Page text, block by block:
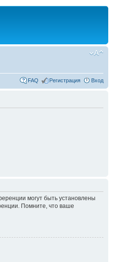
FAQ Регистрация Вход
могут быть установлены
Помните, что ваше